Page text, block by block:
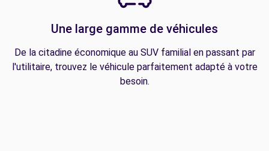
Une large gamme de véhicules
De la citadine économique au SUV familial en passant par
l'utilitaire, trouvez le véhicule parfaitement adapté à votre
besoin.